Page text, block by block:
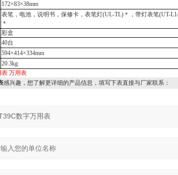
172×83×38mm
表笔，电池，说明书，保修卡，表笔灯(UL-TL)＊ ，带灯表笔(UT-
＊
彩盒
40台
594×414×334mm
20.3kg
表 万用表
感兴趣，想了解更详细的产品信息，填写下表直接与厂家联系：